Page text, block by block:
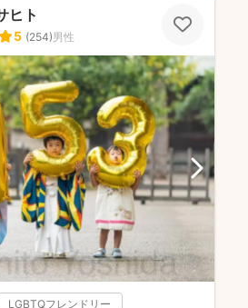
ヒト
5 (254)男性
LGBTQフレンドリー